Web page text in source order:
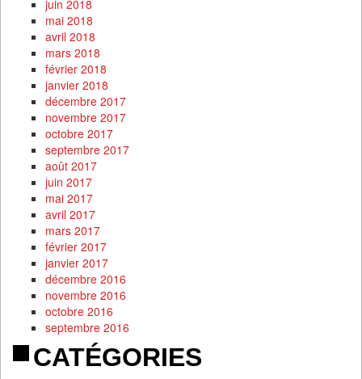
juin 2018
mai 2018
avril 2018
mars 2018
février 2018
janvier 2018
décembre 2017
novembre 2017
octobre 2017
septembre 2017
août 2017
juin 2017
mai 2017
avril 2017
mars 2017
février 2017
janvier 2017
décembre 2016
novembre 2016
octobre 2016
septembre 2016
CATÉGORIES